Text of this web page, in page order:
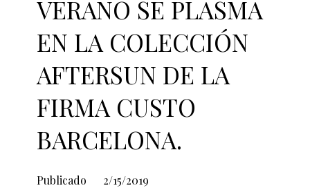
VERANO SE PLASMA
EN LA COLECCIÓN
AFTERSUN DE LA
FIRMA CUSTO
BARCELONA.
Publicado 2/15/2019